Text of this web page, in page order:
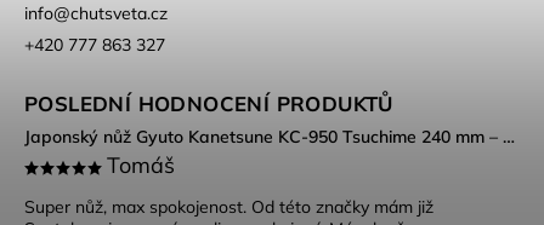
info@chutsveta.cz
+420 777 863 327
POSLEDNÍ HODNOCENÍ PRODUKTŮ
Japonský nůž Gyuto Kanetsune KC-950 Tsuchime 240 mm – DSR-1K6 ocel, Tsuchime povrch
Tomáš
Super nůž, max spokojenost. Od této značky mám již